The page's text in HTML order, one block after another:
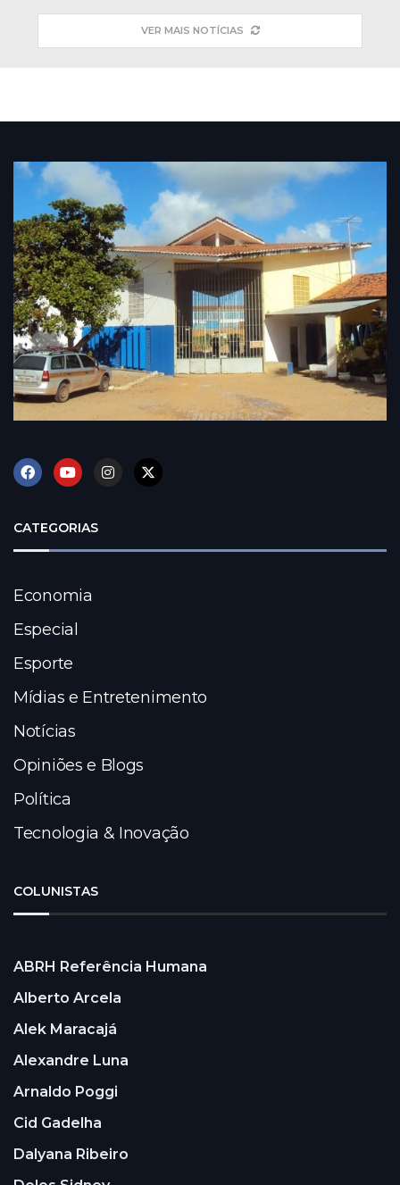
VER MAIS NOTÍCIAS
CATEGORIAS
Economia
Especial
Esporte
Mídias e Entretenimento
Notícias
Opiniões e Blogs
Política
Tecnologia & Inovação
COLUNISTAS
ABRH Referência Humana
Alberto Arcela
Alek Maracajá
Alexandre Luna
Arnaldo Poggi
Cid Gadelha
Dalyana Ribeiro